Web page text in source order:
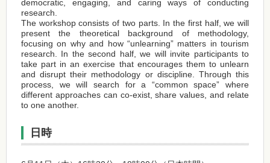
democratic, engaging, and caring ways of conducting
research.
The workshop consists of two parts. In the first half, we will
present the theoretical background of methodology,
focusing on why and how “unlearning” matters in tourism
research. In the second half, we will invite participants to
take part in an exercise that encourages them to unlearn
and disrupt their methodology or discipline. Through this
process, we will search for a “common space” where
different approaches can co-exist, share values, and relate
to one another.
日時